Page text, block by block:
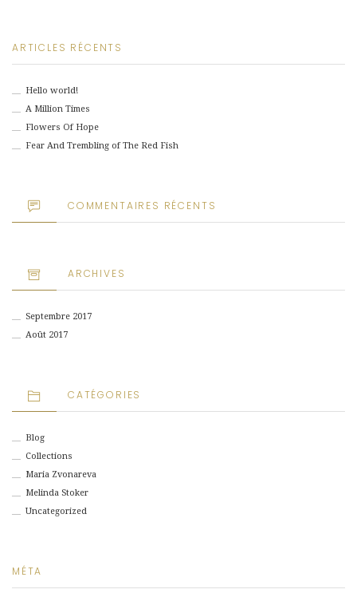
ARTICLES RÉCENTS
Hello world!
A Million Times
Flowers Of Hope
Fear And Trembling of The Red Fish
COMMENTAIRES RÉCENTS
ARCHIVES
Septembre 2017
Août 2017
CATÉGORIES
Blog
Collections
Maria Zvonareva
Melinda Stoker
Uncategorized
MÉTA